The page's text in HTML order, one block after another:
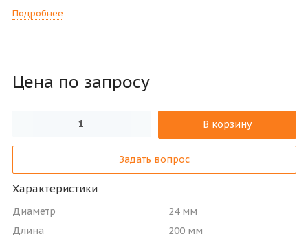
Подробнее
Цена по запросу
В корзину
Задать вопрос
Характеристики
Диаметр
24 мм
Длина
200 мм